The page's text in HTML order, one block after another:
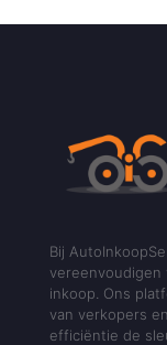
Bij
inkoop. Ons
van verkopers
efficiëntie de